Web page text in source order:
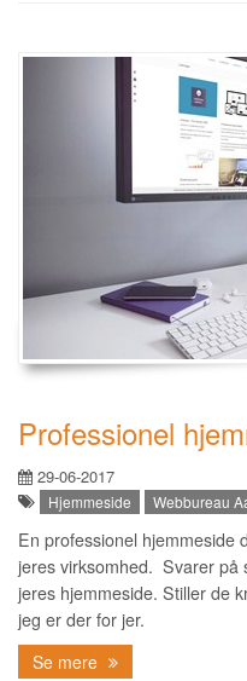
Professionel
29-06-2017
Hjemmeside Webbureau
En professionel hjemmeside
jeres virksomhed. Svarer på
jeres hjemmeside. Stiller de
jeg er der for jer.
Se mere